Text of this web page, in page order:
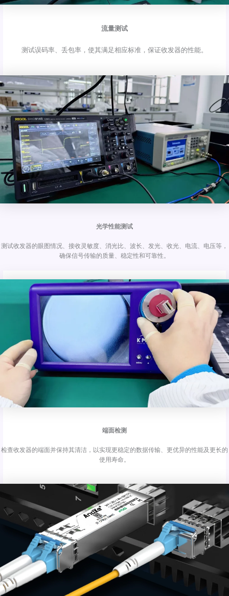
流量测试
测试误码率、丢包率，使其满足相应标准，保证收发器的性能。
光学性能测试
测试收发器的眼图情况、接收灵敏度、消光比、波长、发光、收光、电流、电压等，
确保信号传输的质量、稳定性和可靠性。
端面检测
检查收发器的端面并保持其清洁，以实现更稳定的数据传输、更优异的性能及更长的
使用寿命。